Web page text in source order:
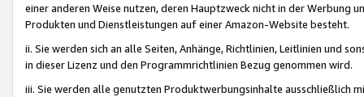
einer anderen Weise nutzen, deren Hauptzweck nicht in der Werbung
Produkten und Dienstleistungen auf einer Amazon-Website besteht.
ii. Sie werden sich an alle Seiten, Anhänge, Richtlinien, Leitlinien und
in dieser Lizenz und den Programmrichtlinien Bezug genommen wird.
iii. Sie werden alle genutzten Produktwerbungsinhalte ausschließlich